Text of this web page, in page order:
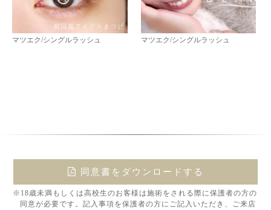
マツエク/シングルラッシュ マツエク/シングルラッシュ
同意書をダウンロードする
※18歳未満もしくは高校生のお客様は施術をされる際に保護者の方の
同意が必要です。記入事項を保護者の方にご記入いただき、ご来店